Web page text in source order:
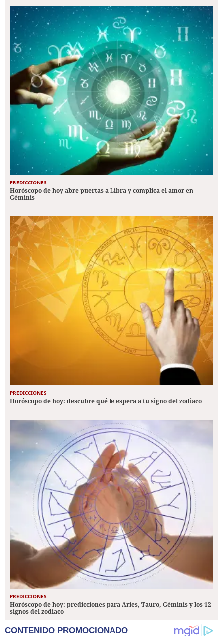
PREDICCIONES
Horóscopo de hoy abre puertas a Libra y complica el amor en
Géminis
PREDICCIONES
Horóscopo de hoy: descubre qué le espera a tu signo del zodiaco
PREDICCIONES
Horóscopo de hoy: predicciones para Aries, Tauro, Géminis y los 12
signos del zodiaco
CONTENIDO PROMOCIONADO